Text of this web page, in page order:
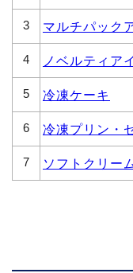
3 マルチパック
4 ノベルティア
5 冷凍ケーキ
6 冷凍プリン・
7 ソフトクリー